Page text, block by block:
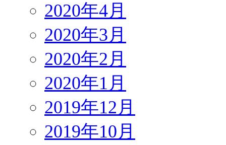
2020年4月
2020年3月
2020年2月
2020年1月
2019年12月
2019年10月